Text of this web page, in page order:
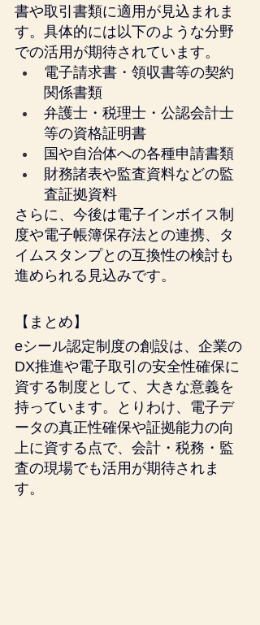
書や取引書類に適用が見込まれま
す。具体的には以下のような分野
での活用が期待されています。
電子請求書・領収書等の契約
関係書類
弁護士・税理士・公認会計士
等の資格証明書
国や自治体への各種申請書類
財務諸表や監査資料などの監
査証拠資料
さらに、今後は電子インボイス制
度や電子帳簿保存法との連携、タ
イムスタンプとの互換性の検討も
進められる見込みです。
【まとめ】
eシール認定制度の創設は、企業の
DX推進や電子取引の安全性確保に
資する制度として、大きな意義を
持っています。とりわけ、電子デ
ータの真正性確保や証拠能力の向
上に資する点で、会計・税務・監
査の現場でも活用が期待されま
す。